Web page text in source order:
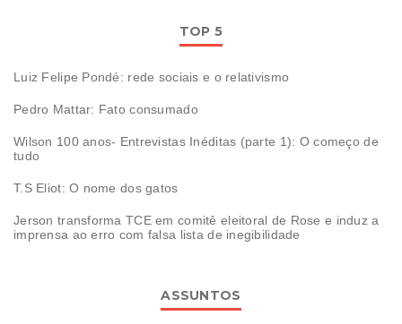
TOP 5
Luiz Felipe Pondé: rede sociais e o relativismo
Pedro Mattar: Fato consumado
Wilson 100 anos- Entrevistas Inéditas (parte 1): O começo de
tudo
T.S Eliot: O nome dos gatos
Jerson transforma TCE em comitê eleitoral de Rose e induz a
imprensa ao erro com falsa lista de inegibilidade
ASSUNTOS